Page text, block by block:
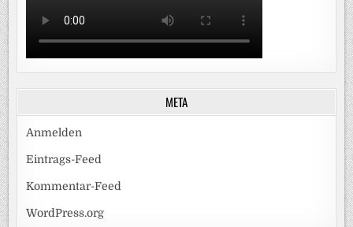
META
Anmelden
Eintrags-Feed
Kommentar-Feed
WordPress.org